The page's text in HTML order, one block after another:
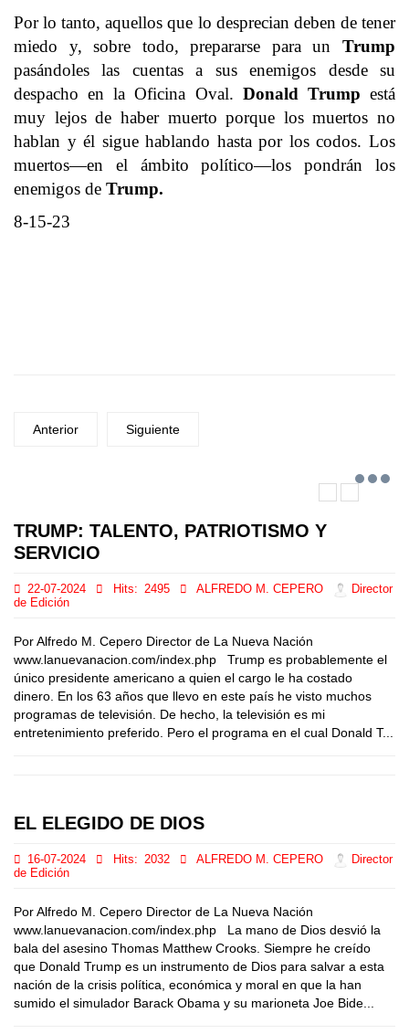
Por lo tanto, aquellos que lo desprecian deben de tener
miedo y, sobre todo, prepararse para un Trump
pasándoles las cuentas a sus enemigos desde su
despacho en la Oficina Oval. Donald Trump está
muy lejos de haber muerto porque los muertos no
hablan y él sigue hablando hasta por los codos. Los
muertos—en el ámbito político—los pondrán los
enemigos de Trump.
8-15-23
Anterior Siguiente
TRUMP: TALENTO, PATRIOTISMO Y
SERVICIO
22-07-2024 Hits: 2495 ALFREDO M. CEPERO
Director
de Edición
Por Alfredo M. Cepero Director de La Nueva Nación
www.lanuevanacion.com/index.php Trump es probablemente el
único presidente americano a quien el cargo le ha costado
dinero. En los 63 años que llevo en este país he visto muchos
programas de televisión. De hecho, la televisión es mi
entretenimiento preferido. Pero el programa en el cual Donald T...
EL ELEGIDO DE DIOS
16-07-2024 Hits: 2032 ALFREDO M. CEPERO
Director
de Edición
Por Alfredo M. Cepero Director de La Nueva Nación
www.lanuevanacion.com/index.php La mano de Dios desvió la
bala del asesino Thomas Matthew Crooks. Siempre he creído
que Donald Trump es un instrumento de Dios para salvar a esta
nación de la crisis política, económica y moral en que la han
sumido el simulador Barack Obama y su marioneta Joe Bide...